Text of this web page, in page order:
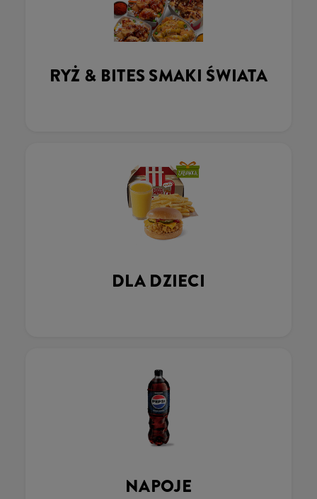
RYŻ & BITES SMAKI ŚWIATA
DLA DZIECI
NAPOJE